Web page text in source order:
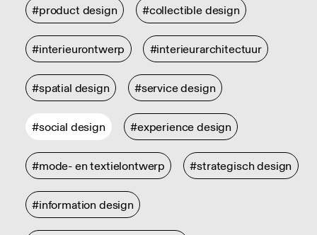
#product design #collectible design
#interieurontwerp #interieurarchitectuur
#spatial design #service design
#social design #experience design
#mode- en textielontwerp #strategisch design
#information design